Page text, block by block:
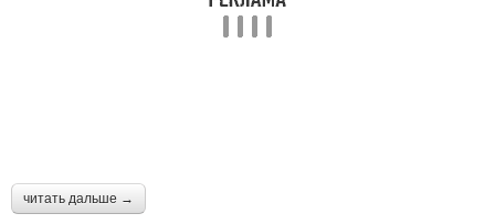
читать дальше →